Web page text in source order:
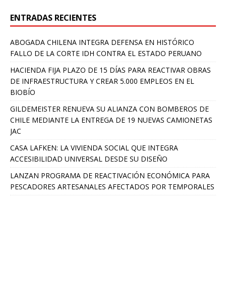
ENTRADAS RECIENTES
ABOGADA CHILENA INTEGRA DEFENSA EN HISTÓRICO
FALLO DE LA CORTE IDH CONTRA EL ESTADO PERUANO
HACIENDA FIJA PLAZO DE 15 DÍAS PARA REACTIVAR OBRAS
DE INFRAESTRUCTURA Y CREAR 5.000 EMPLEOS EN EL
BIOBÍO
GILDEMEISTER RENUEVA SU ALIANZA CON BOMBEROS DE
CHILE MEDIANTE LA ENTREGA DE 19 NUEVAS CAMIONETAS
JAC
CASA LAFKEN: LA VIVIENDA SOCIAL QUE INTEGRA
ACCESIBILIDAD UNIVERSAL DESDE SU DISEÑO
LANZAN PROGRAMA DE REACTIVACIÓN ECONÓMICA PARA
PESCADORES ARTESANALES AFECTADOS POR TEMPORALES